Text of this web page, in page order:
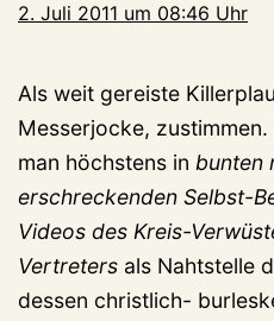
2. Juli 2011 um 08:46 Uhr
Als weit gereiste
Messerjocke, zustimmen.
man höchstens in bunten
erschreckenden Selbst-
Videos des Kreis-
Vertreters als Nahtstelle
dessen christlich-